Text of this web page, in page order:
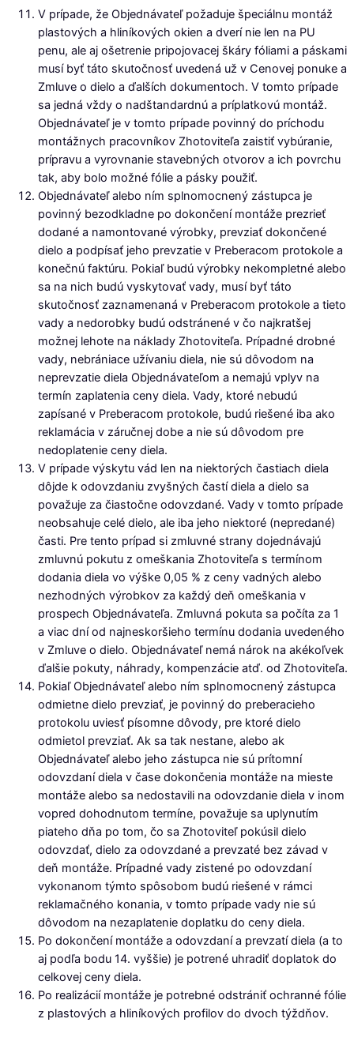
V prípade, že Objednávateľ požaduje špeciálnu montáž
plastových a hliníkových okien a dverí nie len na PU
penu, ale aj ošetrenie pripojovacej škáry fóliami a páskami
musí byť táto skutočnosť uvedená už v Cenovej ponuke a
Zmluve o dielo a ďalších dokumentoch. V tomto prípade
sa jedná vždy o nadštandardnú a príplatkovú montáž.
Objednávateľ je v tomto prípade povinný do príchodu
montážnych pracovníkov Zhotoviteľa zaistiť vybúranie,
prípravu a vyrovnanie stavebných otvorov a ich povrchu
tak, aby bolo možné fólie a pásky použiť.
Objednávateľ alebo ním splnomocnený zástupca je
povinný bezodkladne po dokončení montáže prezrieť
dodané a namontované výrobky, prevziať dokončené
dielo a podpísať jeho prevzatie v Preberacom protokole a
konečnú faktúru. Pokiaľ budú výrobky nekompletné alebo
sa na nich budú vyskytovať vady, musí byť táto
skutočnosť zaznamenaná v Preberacom protokole a tieto
vady a nedorobky budú odstránené v čo najkratšej
možnej lehote na náklady Zhotoviteľa. Prípadné drobné
vady, nebrániace užívaniu diela, nie sú dôvodom na
neprevzatie diela Objednávateľom a nemajú vplyv na
termín zaplatenia ceny diela. Vady, ktoré nebudú
zapísané v Preberacom protokole, budú riešené iba ako
reklamácia v záručnej dobe a nie sú dôvodom pre
nedoplatenie ceny diela.
V prípade výskytu vád len na niektorých častiach diela
dôjde k odovzdaniu zvyšných častí diela a dielo sa
považuje za čiastočne odovzdané. Vady v tomto prípade
neobsahuje celé dielo, ale iba jeho niektoré (nepredané)
časti. Pre tento prípad si zmluvné strany dojednávajú
zmluvnú pokutu z omeškania Zhotoviteľa s termínom
dodania diela vo výške 0,05 % z ceny vadných alebo
nezhodných výrobkov za každý deň omeškania v
prospech Objednávateľa. Zmluvná pokuta sa počíta za 1
a viac dní od najneskoršieho termínu dodania uvedeného
v Zmluve o dielo. Objednávateľ nemá nárok na akékoľvek
ďalšie pokuty, náhrady, kompenzácie atď. od Zhotoviteľa.
Pokiaľ Objednávateľ alebo ním splnomocnený zástupca
odmietne dielo prevziať, je povinný do preberacieho
protokolu uviesť písomne dôvody, pre ktoré dielo
odmietol prevziať. Ak sa tak nestane, alebo ak
Objednávateľ alebo jeho zástupca nie sú prítomní
odovzdaní diela v čase dokončenia montáže na mieste
montáže alebo sa nedostavili na odovzdanie diela v inom
vopred dohodnutom termíne, považuje sa uplynutím
piateho dňa po tom, čo sa Zhotoviteľ pokúsil dielo
odovzdať, dielo za odovzdané a prevzaté bez závad v
deň montáže. Prípadné vady zistené po odovzdaní
vykonanom týmto spôsobom budú riešené v rámci
reklamačného konania, v tomto prípade vady nie sú
dôvodom na nezaplatenie doplatku do ceny diela.
Po dokončení montáže a odovzdaní a prevzatí diela (a to
aj podľa bodu 14. vyššie) je potrené uhradiť doplatok do
celkovej ceny diela.
Po realizácií montáže je potrebné odstrániť ochranné fólie
z plastových a hliníkových profilov do dvoch týždňov.